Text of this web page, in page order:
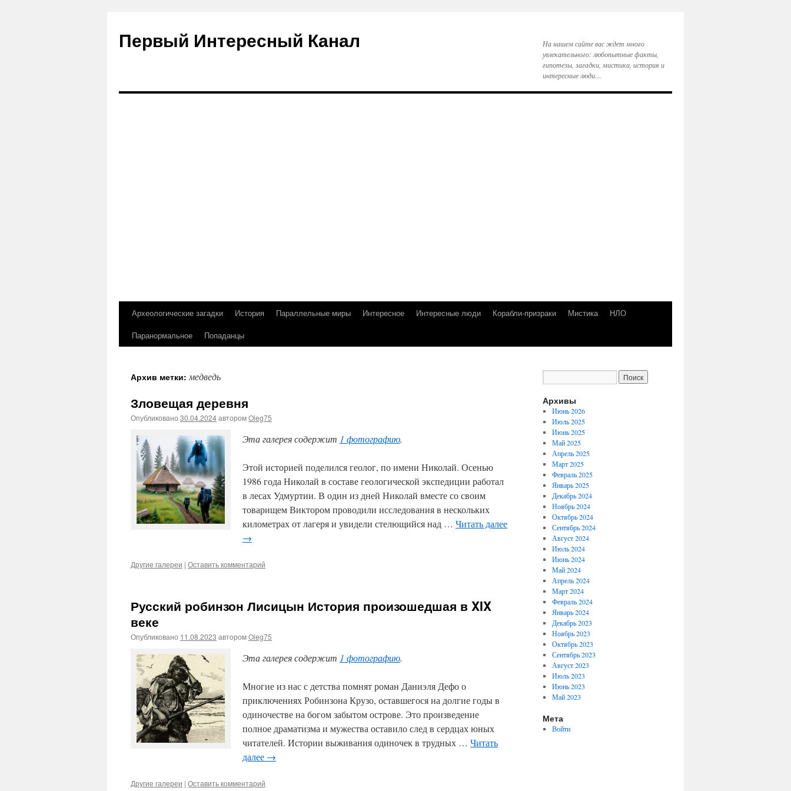
Первый Интересный Канал
На нашем сайте вас ждет много
увлекательного: любопытные факты,
гипотезы, загадки, мистика, история и
интересные люди…
Перейти
Археологические загадки История Параллельные миры Интересное Интересные люди Корабли-призраки Мистика
НЛО
Паранормальное
Попаданцы
Архив метки:медведь
Зловещая деревня
Опубликовано 30.04.2024авторомOleg75
Эта галерея содержит 1 фотографию.
Этой историей поделился геолог, по имени Николай. Осенью
1986 года Николай в составе геологической экспедиции работал
в лесах Удмуртии. В один из дней Николай вместе со своим
товарищем Виктором проводили исследования в нескольких
километрах от лагеря и увидели стелющийся над … Читать далее
→
Другие галереи | Оставить комментарий
Русский робинзон Лисицын История произошедшая в XIX
веке
Опубликовано 11.08.2023 авторомOleg75
Эта галерея содержит 1 фотографию.
Многие из нас с детства помнят роман Даниэля Дефо о
приключениях Робинзона Крузо, оставшегося на долгие годы в
одиночестве на богом забытом острове. Это произведение
полное драматизма и мужества оставило след в сердцах юных
читателей. Истории выживания одиночек в трудных … Читать
далее →
Другие галереи | Оставить комментарий
Архивы
Июнь 2026
Июль 2025
Июнь 2025
Май 2025
Апрель 2025
Март 2025
Февраль 2025
Январь 2025
Декабрь 2024
Ноябрь 2024
Октябрь 2024
Сентябрь 2024
Август 2024
Июль 2024
Июнь 2024
Май 2024
Апрель 2024
Март 2024
Февраль 2024
Январь 2024
Декабрь 2023
Ноябрь 2023
Октябрь 2023
Сентябрь 2023
Август 2023
Июль 2023
Июнь 2023
Май 2023
Мета
Войти